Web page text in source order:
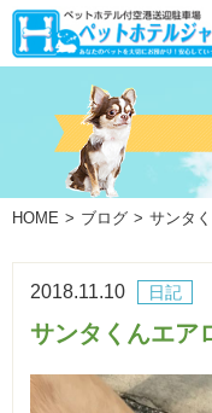
HOME ブログ サンタ
日記
2018.11.10
サンタくんエア